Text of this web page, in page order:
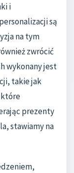
i
są
na tym
zwrócić
wykonany jest
takie jak
które
prezenty
stawiamy na